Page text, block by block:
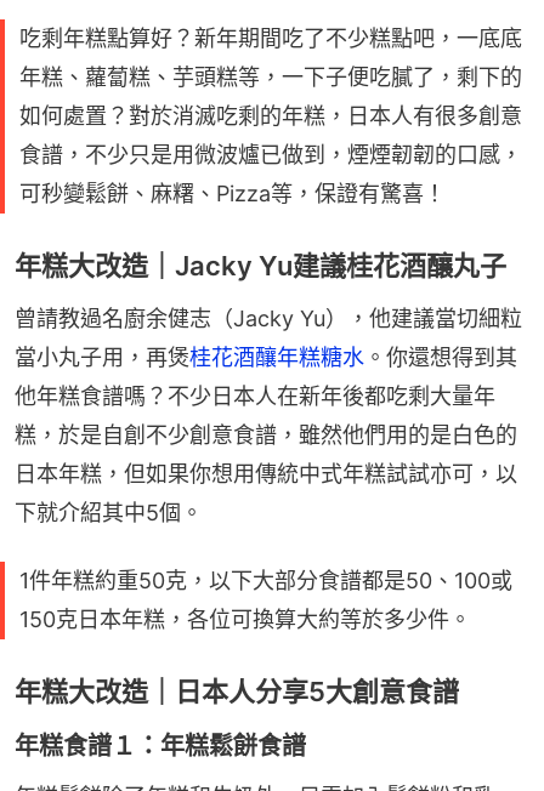
吃剩年糕點算好？新年期間吃了不少糕點吧，一底底
年糕、蘿蔔糕、芋頭糕等，一下子便吃膩了，剩下的
如何處置？對於消滅吃剩的年糕，日本人有很多創意
食譜，不少只是用微波爐已做到，煙煙韌韌的口感，
可秒變鬆餅、麻糬、Pizza等，保證有驚喜！
年糕大改造｜Jacky Yu建議桂花酒釀丸子
曾請教過名廚余健志（Jacky Yu），他建議當切細粒
當小丸子用，再煲桂花酒釀年糕糖水 。你還想得到其
他年糕食譜嗎？不少日本人在新年後都吃剩大量年
糕，於是自創不少創意食譜，雖然他們用的是白色的
日本年糕，但如果你想用傳統中式年糕試試亦可，以
下就介紹其中5個。
1件年糕約重50克，以下大部分食譜都是50、100或
150克日本年糕，各位可換算大約等於多少件。
年糕大改造｜日本人分享5大創意食譜
年糕食譜１：年糕鬆餅食譜